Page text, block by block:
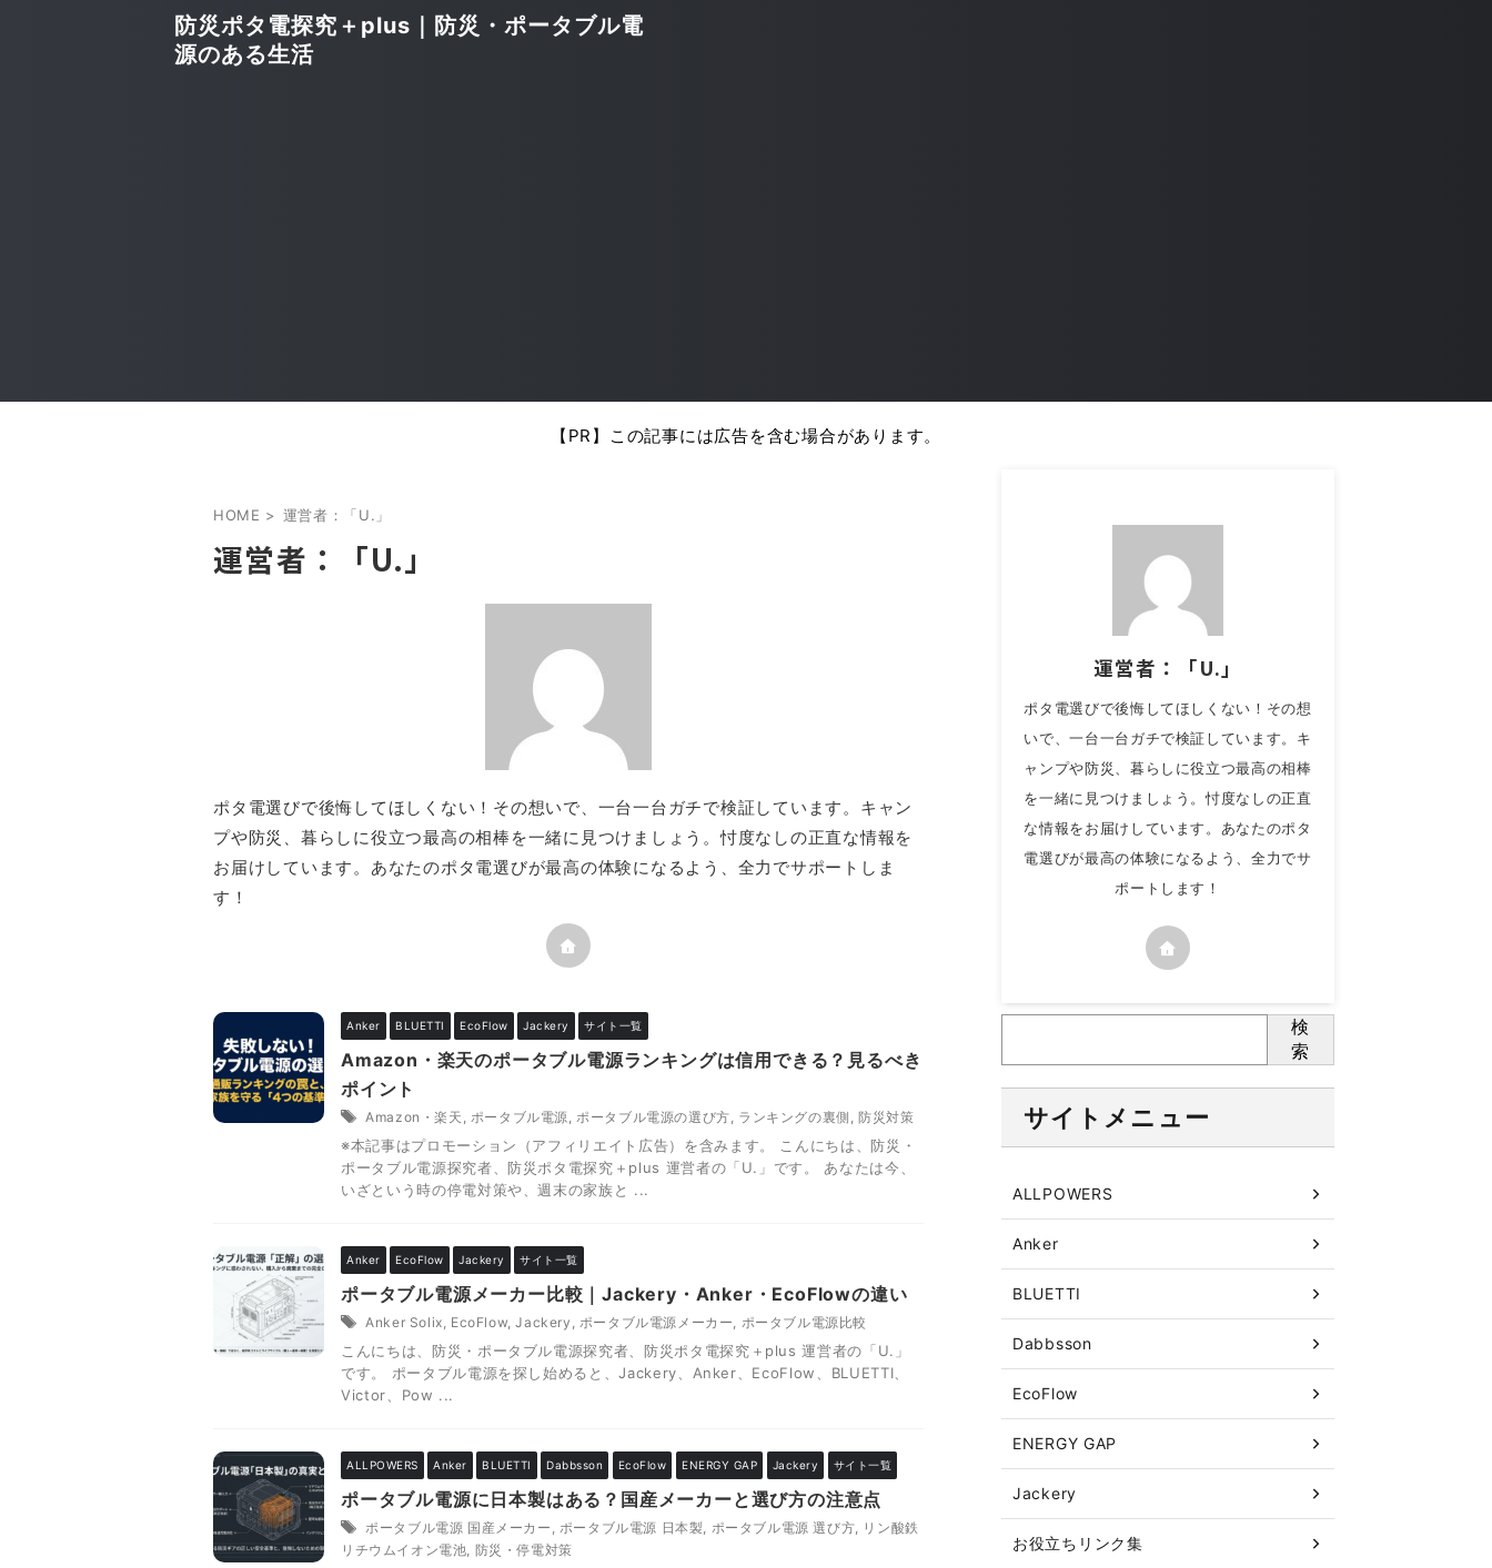
防災ポタ電探究＋plus｜防災・ポータブル電
源のある生活
【PR】この記事には広告を含む場合があります。
HOME > 運営者：「U.」
運営者：「U.」
ポタ電選びで後悔してほしくない！その想いで、一台一台ガチで検証しています。キャン
プや防災、暮らしに役立つ最高の相棒を一緒に見つけましょう。忖度なしの正直な情報を
お届けしています。あなたのポタ電選びが最高の体験になるよう、全力でサポートしま
す！
Anker BLUETTI EcoFlow Jackery サイト一覧
Amazon・楽天のポータブル電源ランキングは信用できる？見るべき
ポイント
Amazon・楽天 , ポータブル電源,ポータブル電源の選び方, ランキングの裏側 ,防災対策
※本記事はプロモーション（アフィリエイト広告）を含みます。 こんにちは、防災・
ポータブル電源探究者、防災ポタ電探究＋plus 運営者の「U.」です。 あなたは今、
いざという時の停電対策や、週末の家族と ...
Anker EcoFlow Jackery サイト一覧
ポータブル電源メーカー比較｜Jackery・Anker・EcoFlowの違い
Anker Solix, EcoFlow,Jackery , ポータブル電源メーカー, ポータブル電源比較
こんにちは、防災・ポータブル電源探究者、防災ポタ電探究＋plus 運営者の「U.」
です。 ポータブル電源を探し始めると、Jackery、Anker、EcoFlow、BLUETTI、
Victor、Pow ...
ALLPOWERS Anker BLUETTI Dabbsson EcoFlow ENERGY GAP Jackery サイト一覧
ポータブル電源に日本製はある？国産メーカーと選び方の注意点
ポータブル電源 国産メーカー , ポータブル電源 日本製, ポータブル電源 選び方, リン酸鉄
リチウムイオン電池, 防災・停電対策
運営者：「U.」
ポタ電選びで後悔してほしくない！その想
いで、一台一台ガチで検証しています。キ
ャンプや防災、暮らしに役立つ最高の相棒
を一緒に見つけましょう。忖度なしの正直
な情報をお届けしています。あなたのポタ
電選びが最高の体験になるよう、全力でサ
ポートします！
検
索
サイトメニュー
ALLPOWERS
Anker
BLUETTI
Dabbsson
EcoFlow
ENERGY GAP
Jackery
お役立ちリンク集